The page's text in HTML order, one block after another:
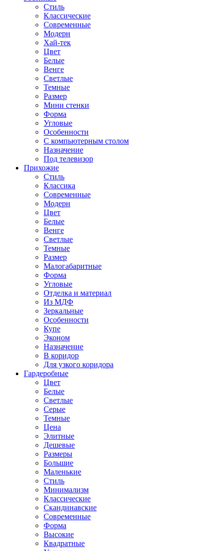
Стиль
Классические
Современные
Модерн
Хай-тек
Цвет
Белые
Венге
Светлые
Темные
Размер
Мини стенки
Форма
Угловые
Особенности
С компьютерным столом
Назначение
Под телевизор
Прихожие
Стиль
Классика
Современные
Модерн
Цвет
Белые
Венге
Светлые
Темные
Размер
Малогабаритные
Форма
Угловые
Отделка и материал
Из МДФ
Зеркальные
Особенности
Купе
Эконом
Назначение
В коридор
Для узкого коридора
Гардеробные
Цвет
Белые
Светлые
Серые
Темные
Цена
Элитные
Дешевые
Размеры
Большие
Маленькие
Стиль
Минимализм
Классические
Скандинавские
Современные
Форма
Высокие
Квадратные